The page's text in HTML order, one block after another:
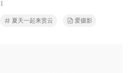
1
夏天一起来赏云 爱摄影